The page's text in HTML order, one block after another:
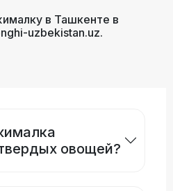
в Ташкенте в
uzbekistan.uz.
овощей?